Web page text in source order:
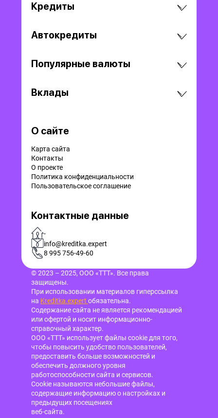
Кредиты
Автокредиты
Популярные валюты
Вклады
О сайте
Карта сайта
Контакты
О проекте
Политика конфиденциальности
Пользовательское соглашение
Контактные данные
-
info@kreditka.expert
8 995 756-49-60
© 2023 – 2025, ООО «ТТТ». Все права
защищены.
При использовании материалов гиперссылка
на Kreditka.expert обязательна.
Содержание сайта не является рекомендацией
или офертой и носит информационно-
справочный характер.
ООО «ТТТ» использует файлы cookie для того,
чтобы повысить удобство пользователей,
предоставить больше возможностей и
обеспечить должного уровня
работоспособности сайта и сервисов.
Cookie называются небольшие файлы,
содержащие информацию о настройках и
предыдущих посещениях
веб-сайта.